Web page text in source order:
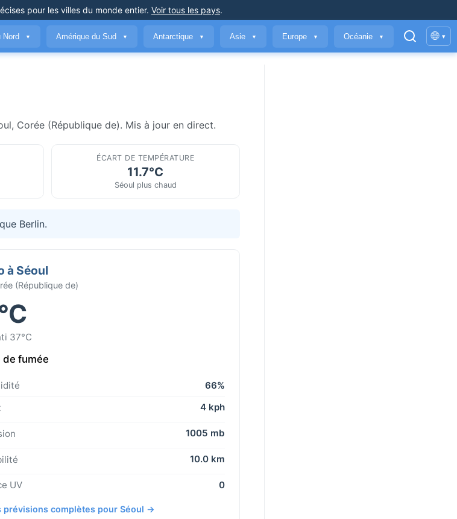
pour les villes du monde entier. Voir tous les pays.
Nord ▼ Amérique du Sud ▼ Antarctique ▼ Asie ▼ Europe ▼ Océanie ▼ 🌐 ▾
Corée (République de). Mis à jour en direct.
ÉCART DE TEMPÉRATURE
11.7°C
Séoul plus chaud
Berlin.
à Séoul
(République de)
37°C
de fumée
66%
4 kph
1005 mb
10.0 km
UV 0
prévisions complètes pour Séoul →